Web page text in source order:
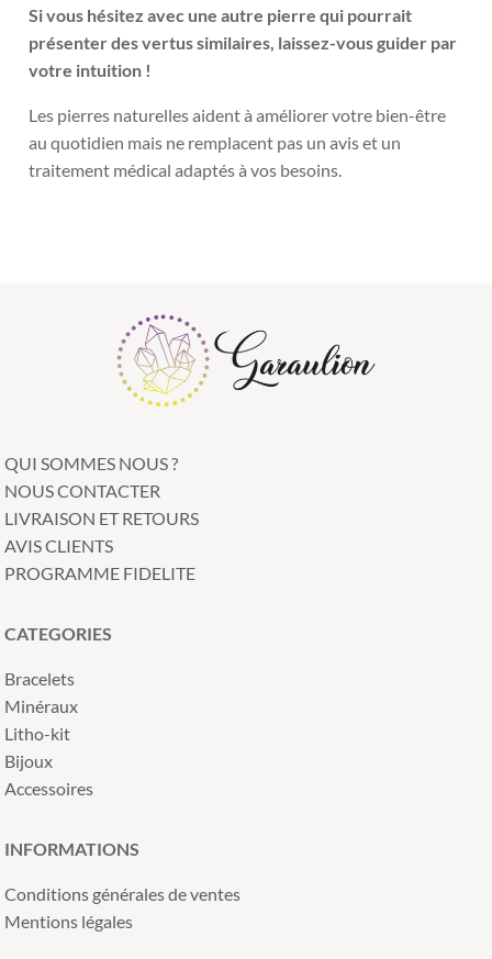
Si vous hésitez avec une autre pierre qui pourrait
présenter des vertus similaires, laissez-vous guider par
votre intuition !
Les pierres naturelles aident à améliorer votre bien-être
au quotidien mais ne remplacent pas un avis et un
traitement médical adaptés à vos besoins.
QUI SOMMES NOUS ?
NOUS CONTACTER
LIVRAISON ET RETOURS
AVIS CLIENTS
PROGRAMME FIDELITE
CATEGORIES
Bracelets
Minéraux
Litho-kit
Bijoux
Accessoires
INFORMATIONS
Conditions générales de ventes
Mentions légales